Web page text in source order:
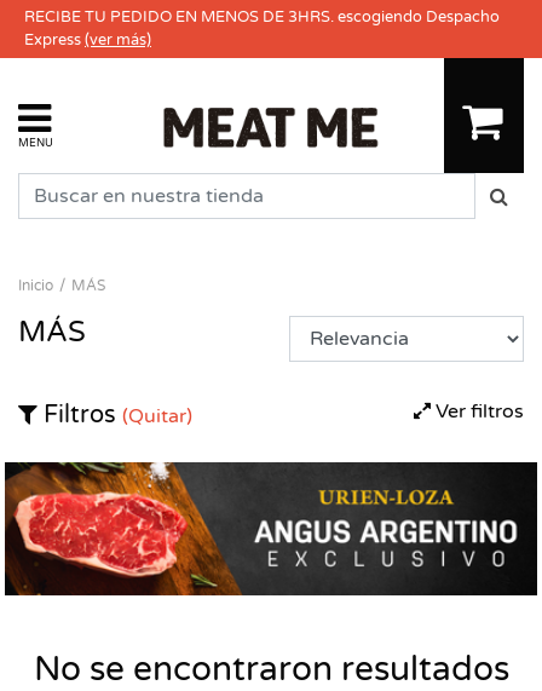
RECIBE TU PEDIDO EN MENOS DE 3HRS. escogiendo Despacho
Express(ver más)
MENU
Inicio MÁS
MÁS
Ver filtros
Filtros (Quitar)
No se encontraron resultados